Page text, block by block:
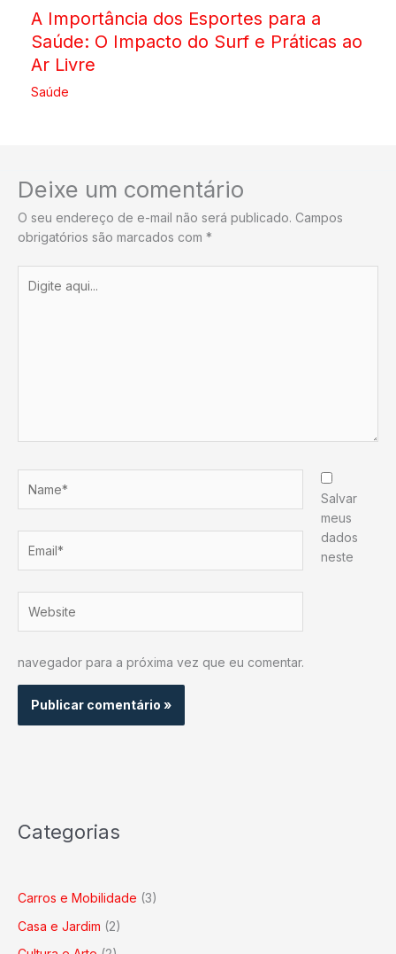
A Importância dos Esportes para a
Saúde: O Impacto do Surf e Práticas ao
Ar Livre
Saúde
Deixe um comentário
O seu endereço de e-mail não será publicado. Campos
obrigatórios são marcados com *
aqui...
Salvar
meus
dados
neste
navegador para a próxima vez que eu comentar.
Categorias
Carros e Mobilidade (3)
Casa e Jardim (2)